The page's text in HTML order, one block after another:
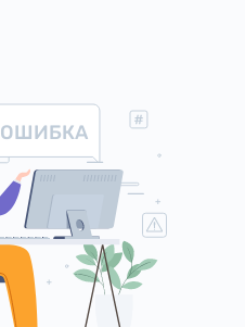
ОШИБКА